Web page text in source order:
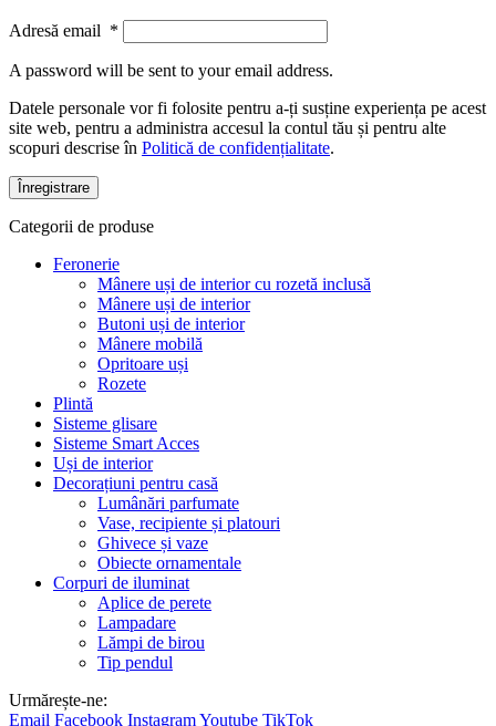
Adresă email *
A password will be sent to your email address.
Datele personale vor fi folosite pentru a-ți susține experiența pe acest
site web, pentru a administra accesul la contul tău și pentru alte
scopuri descrise în Politică de confidențialitate.
Înregistrare
Categorii de produse
Feronerie
Mânere uși de interior cu rozetă inclusă
Mânere uși de interior
Butoni uși de interior
Mânere mobilă
Opritoare uși
Rozete
Plintă
Sisteme glisare
Sisteme Smart Acces
Uși de interior
Decorațiuni pentru casă
Lumânări parfumate
Vase, recipiente și platouri
Ghivece și vaze
Obiecte ornamentale
Corpuri de iluminat
Aplice de perete
Lampadare
Lămpi de birou
Tip pendul
Urmărește-ne:
Email Facebook InstagramYoutube TikTok